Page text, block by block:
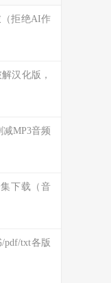
（拒绝AI作
汉化版，
MP3音频
下载（音
pdf/txt各版